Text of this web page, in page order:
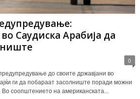
Саудиска Арабија да
0
до своите државјани во
ги да побараат засолниште поради можни
Во соопштението на американската...